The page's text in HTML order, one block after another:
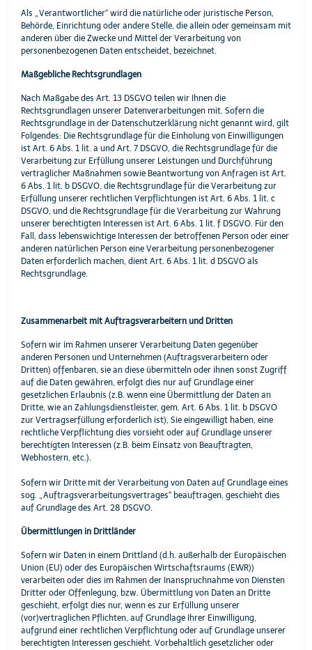
Als „Verantwortlicher“ wird die natürliche oder juristische Person,
Behörde, Einrichtung oder andere Stelle, die allein oder gemeinsam mit
anderen über die Zwecke und Mittel der Verarbeitung von
personenbezogenen Daten entscheidet, bezeichnet.
Maßgebliche Rechtsgrundlagen
Nach Maßgabe des Art. 13 DSGVO teilen wir Ihnen die
Rechtsgrundlagen unserer Datenverarbeitungen mit. Sofern die
Rechtsgrundlage in der Datenschutzerklärung nicht genannt wird, gilt
Folgendes: Die Rechtsgrundlage für die Einholung von Einwilligungen
ist Art. 6 Abs. 1 lit. a und Art. 7 DSGVO, die Rechtsgrundlage für die
Verarbeitung zur Erfüllung unserer Leistungen und Durchführung
vertraglicher Maßnahmen sowie Beantwortung von Anfragen ist Art.
6 Abs. 1 lit. b DSGVO, die Rechtsgrundlage für die Verarbeitung zur
Erfüllung unserer rechtlichen Verpflichtungen ist Art. 6 Abs. 1 lit. c
DSGVO, und die Rechtsgrundlage für die Verarbeitung zur Wahrung
unserer berechtigten Interessen ist Art. 6 Abs. 1 lit. f DSGVO. Für den
Fall, dass lebenswichtige Interessen der betroffenen Person oder einer
anderen natürlichen Person eine Verarbeitung personenbezogener
Daten erforderlich machen, dient Art. 6 Abs. 1 lit. d DSGVO als
Rechtsgrundlage.
Zusammenarbeit mit Auftragsverarbeitern und Dritten
Sofern wir im Rahmen unserer Verarbeitung Daten gegenüber
anderen Personen und Unternehmen (Auftragsverarbeitern oder
Dritten) offenbaren, sie an diese übermitteln oder ihnen sonst Zugriff
auf die Daten gewähren, erfolgt dies nur auf Grundlage einer
gesetzlichen Erlaubnis (z.B. wenn eine Übermittlung der Daten an
Dritte, wie an Zahlungsdienstleister, gem. Art. 6 Abs. 1 lit. b DSGVO
zur Vertragserfüllung erforderlich ist), Sie eingewilligt haben, eine
rechtliche Verpflichtung dies vorsieht oder auf Grundlage unserer
berechtigten Interessen (z.B. beim Einsatz von Beauftragten,
Webhostern, etc.).
Sofern wir Dritte mit der Verarbeitung von Daten auf Grundlage eines
sog. „Auftragsverarbeitungsvertrages“ beauftragen, geschieht dies
auf Grundlage des Art. 28 DSGVO.
Übermittlungen in Drittländer
Sofern wir Daten in einem Drittland (d.h. außerhalb der Europäischen
Union (EU) oder des Europäischen Wirtschaftsraums (EWR))
verarbeiten oder dies im Rahmen der Inanspruchnahme von Diensten
Dritter oder Offenlegung, bzw. Übermittlung von Daten an Dritte
geschieht, erfolgt dies nur, wenn es zur Erfüllung unserer
(vor)vertraglichen Pflichten, auf Grundlage Ihrer Einwilligung,
aufgrund einer rechtlichen Verpflichtung oder auf Grundlage unserer
berechtigten Interessen geschieht. Vorbehaltlich gesetzlicher oder